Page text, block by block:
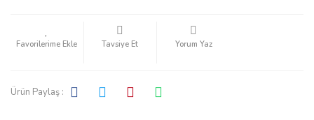
Tavsiye Et Yorum Yaz
Ürün Paylaş :